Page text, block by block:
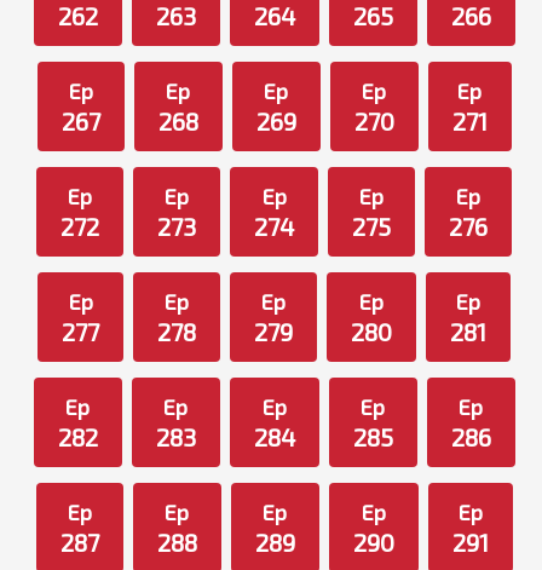
262 263 264 265 266
Ep
267
Ep
268
Ep
269
Ep
270
Ep
271
Ep
272
Ep
273
Ep
274
Ep
275
Ep
276
Ep
277
Ep
278
Ep
279
Ep
280
Ep
281
Ep
282
Ep
283
Ep
284
Ep
285
Ep
286
Ep
287
Ep
288
Ep
289
Ep
290
Ep
291